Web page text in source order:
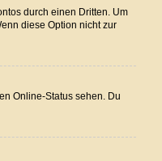
durch einen Dritten. Um
diese Option nicht zur
Online-Status sehen. Du